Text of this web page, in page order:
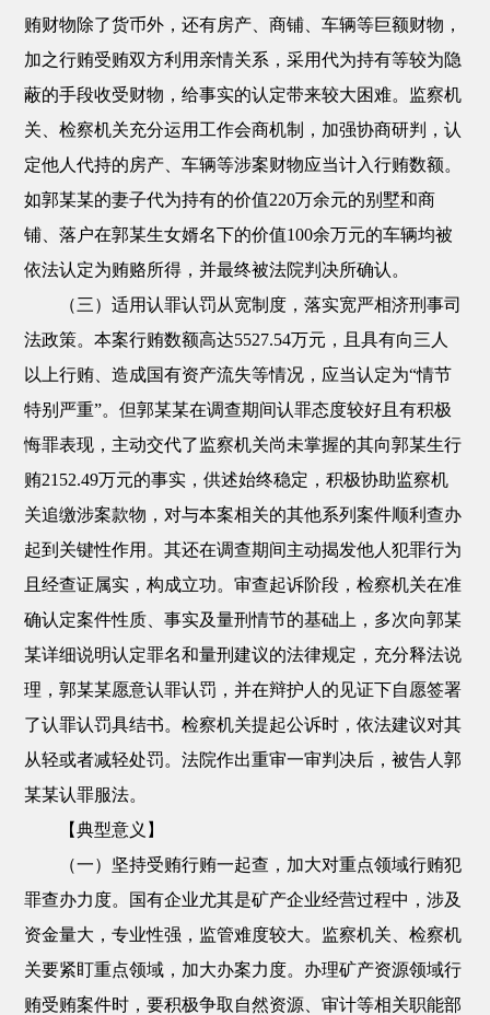
贿财物除了货币外，还有房产、商铺、车辆等巨额财物，
加之行贿受贿双方利用亲情关系，采用代为持有等较为隐
蔽的手段收受财物，给事实的认定带来较大困难。监察机
关、检察机关充分运用工作会商机制，加强协商研判，认
定他人代持的房产、车辆等涉案财物应当计入行贿数额。
如郭某某的妻子代为持有的价值220万余元的别墅和商
铺、落户在郭某生女婿名下的价值100余万元的车辆均被
依法认定为贿赂所得，并最终被法院判决所确认。
（三）适用认罪认罚从宽制度，落实宽严相济刑事司
法政策。本案行贿数额高达5527.54万元，且具有向三人
以上行贿、造成国有资产流失等情况，应当认定为“情节
特别严重”。但郭某某在调查期间认罪态度较好且有积极
悔罪表现，主动交代了监察机关尚未掌握的其向郭某生行
贿2152.49万元的事实，供述始终稳定，积极协助监察机
关追缴涉案款物，对与本案相关的其他系列案件顺利查办
起到关键性作用。其还在调查期间主动揭发他人犯罪行为
且经查证属实，构成立功。审查起诉阶段，检察机关在准
确认定案件性质、事实及量刑情节的基础上，多次向郭某
某详细说明认定罪名和量刑建议的法律规定，充分释法说
理，郭某某愿意认罪认罚，并在辩护人的见证下自愿签署
了认罪认罚具结书。检察机关提起公诉时，依法建议对其
从轻或者减轻处罚。法院作出重审一审判决后，被告人郭
某某认罪服法。
【典型意义】
（一）坚持受贿行贿一起查，加大对重点领域行贿犯
罪查办力度。国有企业尤其是矿产企业经营过程中，涉及
资金量大，专业性强，监管难度较大。监察机关、检察机
关要紧盯重点领域，加大办案力度。办理矿产资源领域行
贿受贿案件时，要积极争取自然资源、审计等相关职能部